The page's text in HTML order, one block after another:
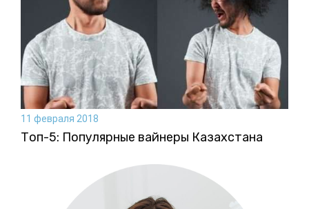
11 февраля 2018
Топ-5: Популярные вайнеры Казахстана